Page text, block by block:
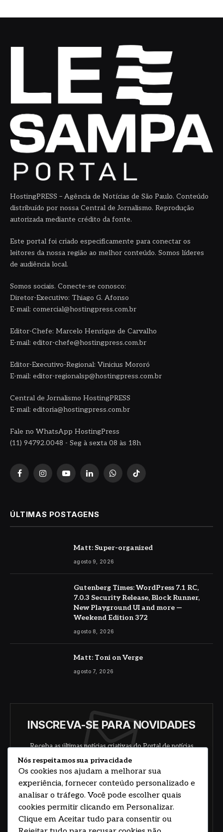
HostingPRESS – Agência de Notícias de São Paulo. Conteúdo
distribuído por nossa Central de Jornalismo. Reprodução
autorizada mediante crédito da fonte.
Este portal foi criado especificamente para conectar os
leitores da nossa região ao melhor conteúdo. Somos líderes
de audiência local.
Somos sociais. Conecte-se conosco:
Diretor-Executivo: Thiago G. Afonso
E-mail: comercial@hostingpress.com.br
Editor-Chefe: Marcelo Henrique de Carvalho
E-mail: editor-chefe@hostingpress.com.br
Editor-Executivo-Regional: Vinicius Mororó
E-mail: editor-regionalsp@hostingpress.com.br
Central de Jornalismo HostingPRESS
E-mail: editoria@hostingpress.com.br
Fale no WhatsApp HostingPress
(11) 94792.0048 - Seg à sexta 08 às 18h
FacebookInstagramYouTubeLinkedInWhatsAppTikTok
ÚLTIMAS POSTAGENS
Matt: Super-organized
agosto 9, 2026
Gutenberg Times: WordPress 7.1 RC,
7.0.3 Security Release, Block Runner,
New Playground UI and more —
Weekend Edition 372
agosto 8, 2026
Matt: Toni on Verge
agosto 7, 2026
INSCREVA-SE PARA NOVIDADES
Receba as últimas notícias criativas do Portal de notícias
sobre arte, design e negócios.
Nós respeitamos sua privacidade
Os cookies nos ajudam a melhorar sua
experiência, fornecer conteúdo personalizado e
analisar o tráfego. Você pode escolher quais
cookies permitir clicando em Personalizar.
Clique em Aceitar tudo para consentir ou